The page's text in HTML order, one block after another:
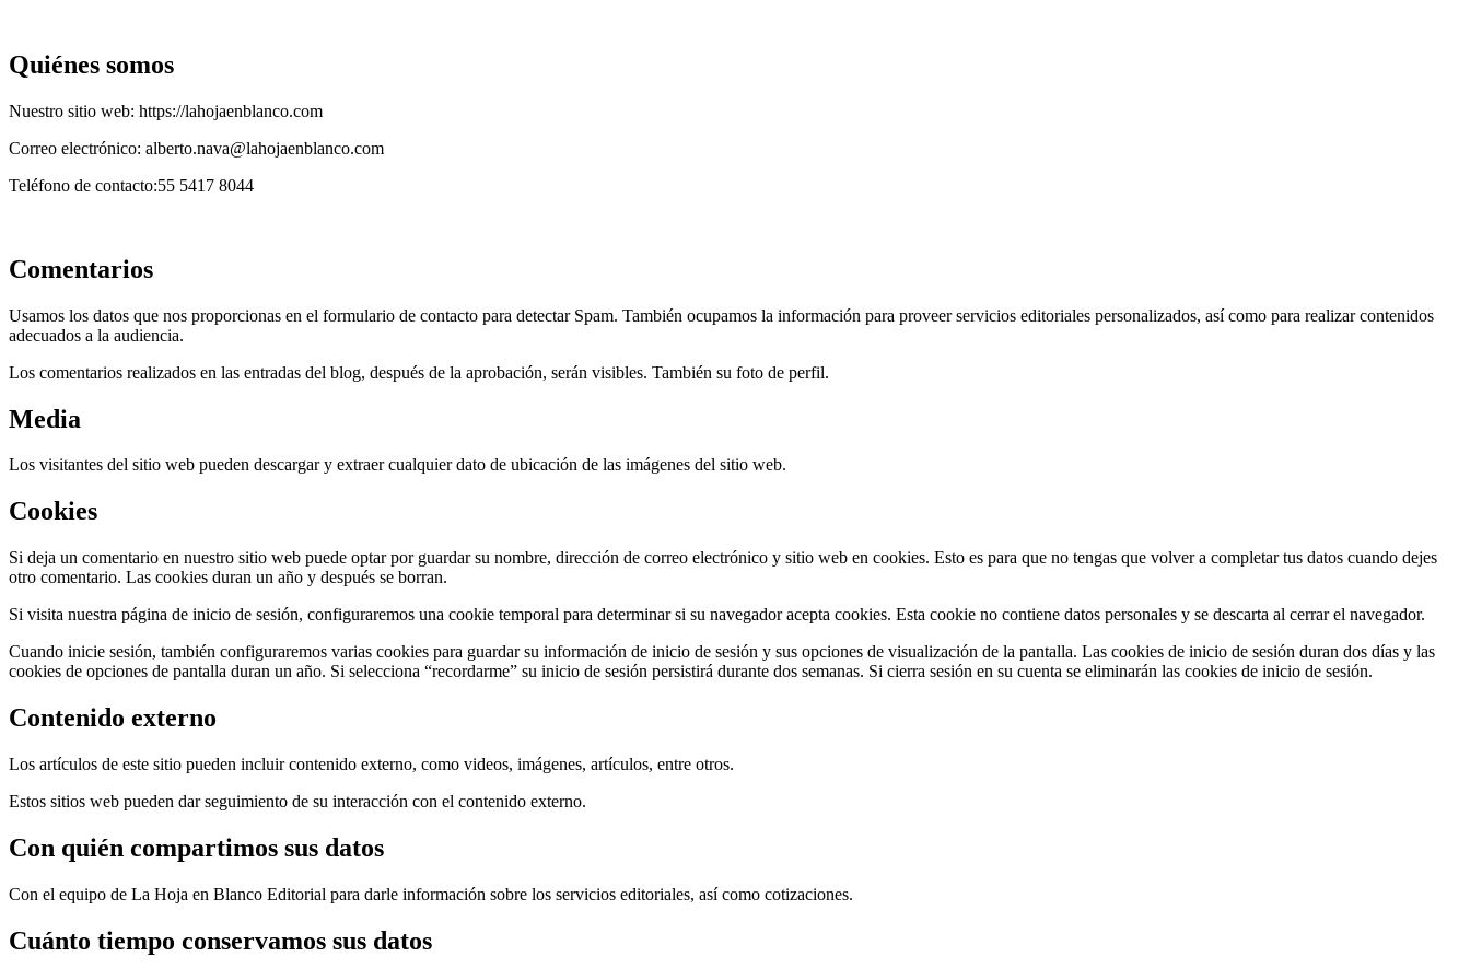
Quiénes somos
Nuestro sitio web: https://lahojaenblanco.com
Correo electrónico: alberto.nava@lahojaenblanco.com
Teléfono de contacto:55 5417 8044
Comentarios
Usamos los datos que nos proporcionas en el formulario de contacto para detectar Spam. También ocupamos la información para proveer servicios editoriales personalizados, así como para realizar contenidos
adecuados a la audiencia.
Los comentarios realizados en las entradas del blog, después de la aprobación, serán visibles. También su foto de perfil.
Media
Los visitantes del sitio web pueden descargar y extraer cualquier dato de ubicación de las imágenes del sitio web.
Cookies
Si deja un comentario en nuestro sitio web puede optar por guardar su nombre, dirección de correo electrónico y sitio web en cookies. Esto es para que no tengas que volver a completar tus datos cuando dejes
otro comentario. Las cookies duran un año y después se borran.
Si visita nuestra página de inicio de sesión, configuraremos una cookie temporal para determinar si su navegador acepta cookies. Esta cookie no contiene datos personales y se descarta al cerrar el navegador.
Cuando inicie sesión, también configuraremos varias cookies para guardar su información de inicio de sesión y sus opciones de visualización de la pantalla. Las cookies de inicio de sesión duran dos días y las
cookies de opciones de pantalla duran un año. Si selecciona “recordarme” su inicio de sesión persistirá durante dos semanas. Si cierra sesión en su cuenta se eliminarán las cookies de inicio de sesión.
Contenido externo
Los artículos de este sitio pueden incluir contenido externo, como videos, imágenes, artículos, entre otros.
Estos sitios web pueden dar seguimiento de su interacción con el contenido externo.
Con quién compartimos sus datos
Con el equipo de La Hoja en Blanco Editorial para darle información sobre los servicios editoriales, así como cotizaciones.
Cuánto tiempo conservamos sus datos